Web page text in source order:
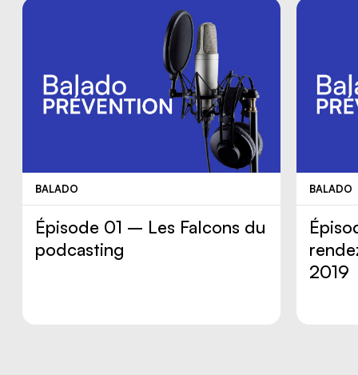
BALADO
Épisode 01 – Les Falcons du
podcasting
BALADO
2019